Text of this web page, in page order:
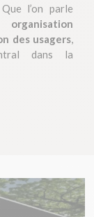
l’on parle
organisation
des usagers
dans la